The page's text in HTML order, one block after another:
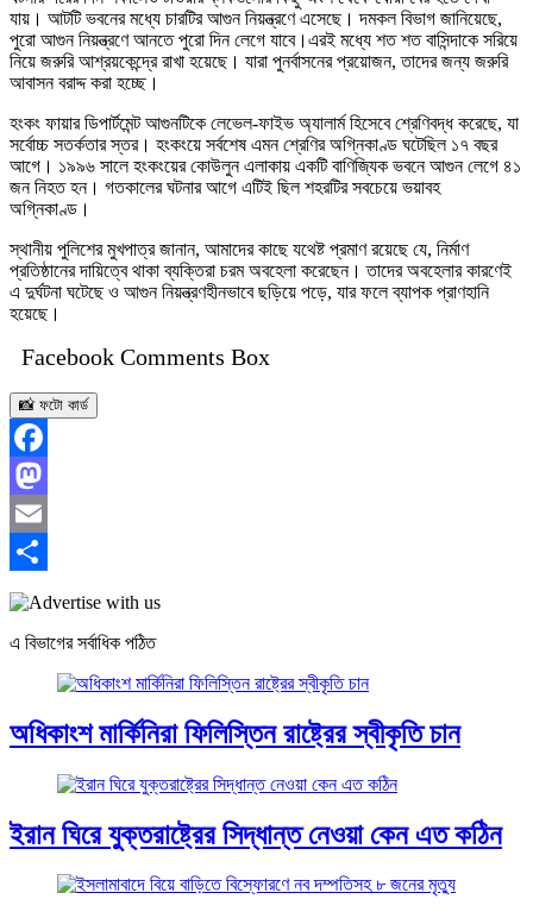
যায়। আটটি ভবনের মধ্যে চারটির আগুন নিয়ন্ত্রণে এসেছে। দমকল বিভাগ জানিয়েছে,
পুরো আগুন নিয়ন্ত্রণে আনতে পুরো দিন লেগে যাবে।এরই মধ্যে শত শত বাসিন্দাকে সরিয়ে
নিয়ে জরুরি আশ্রয়কেন্দ্রে রাখা হয়েছে। যারা পুনর্বাসনের প্রয়োজন, তাদের জন্য জরুরি
আবাসন বরাদ্দ করা হচ্ছে।
হংকং ফায়ার ডিপার্টমেন্ট আগুনটিকে লেভেল-ফাইভ অ্যালার্ম হিসেবে শ্রেণিবদ্ধ করেছে, যা
সর্বোচ্চ সতর্কতার স্তর। হংকংয়ে সর্বশেষ এমন শ্রেণির অগ্নিকাণ্ড ঘটেছিল ১৭ বছর
আগে। ১৯৯৬ সালে হংকংয়ের কোউলুন এলাকায় একটি বাণিজ্যিক ভবনে আগুন লেগে ৪১
জন নিহত হন। গতকালের ঘটনার আগে এটিই ছিল শহরটির সবচেয়ে ভয়াবহ
অগ্নিকাণ্ড।
স্থানীয় পুলিশের মুখপাত্র জানান, আমাদের কাছে যথেষ্ট প্রমাণ রয়েছে যে, নির্মাণ
প্রতিষ্ঠানের দায়িত্বে থাকা ব্যক্তিরা চরম অবহেলা করেছেন। তাদের অবহেলার কারণেই
এ দুর্ঘটনা ঘটেছে ও আগুন নিয়ন্ত্রণহীনভাবে ছড়িয়ে পড়ে, যার ফলে ব্যাপক প্রাণহানি
হয়েছে।
Facebook Comments Box
📸 ফটো কার্ড
Facebook
Mastodon
Email
Share
এ বিভাগের সর্বাধিক পঠিত
অধিকাংশ মার্কিনিরা ফিলিস্তিন রাষ্ট্রের স্বীকৃতি চান
ইরান ঘিরে যুক্তরাষ্ট্রের সিদ্ধান্ত নেওয়া কেন এত কঠিন